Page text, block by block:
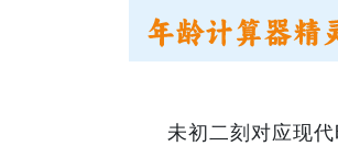
未初二刻对应现